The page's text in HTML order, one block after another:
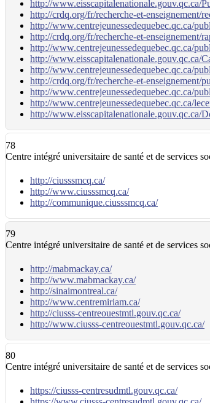
http://www.eisscapitalenationale.gouv.qc.ca/
http://crdq.org/fr/recherche-et-enseignement/
http://www.centrejeunessedequebec.qc.ca/
http://crdq.org/fr/recherche-et-enseignement/
http://www.centrejeunessedequebec.qc.ca/
http://www.eisscapitalenationale.gouv.qc.ca/
http://www.centrejeunessedequebec.qc.ca/
http://crdq.org/fr/recherche-et-enseignement/
http://www.centrejeunessedequebec.qc.ca/
http://www.centrejeunessedequebec.qc.ca/
http://www.eisscapitalenationale.gouv.qc.ca/
78
Centre intégré universitaire de santé et de services
http://ciusssmcq.ca/
http://www.ciusssmcq.ca/
http://communique.ciusssmcq.ca/
79
Centre intégré universitaire de santé et de services
http://mabmackay.ca/
http://www.mabmackay.ca/
http://sinaimontreal.ca/
http://www.centremiriam.ca/
http://ciusss-centreouestmtl.gouv.qc.ca/
http://www.ciusss-centreouestmtl.gouv.qc.ca/
80
Centre intégré universitaire de santé et de services
https://ciusss-centresudmtl.gouv.qc.ca/